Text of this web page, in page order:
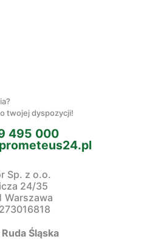
twojej dyspozycji!
495 000
Sp. z o.o.
24/35
Warszawa
Ruda Śląska